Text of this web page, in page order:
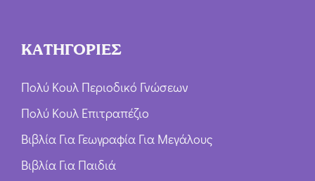
ΚΑΤΗΓΟΡΙΕΣ
Πολύ Κουλ Περιοδικό Γνώσεων
Πολύ Κουλ Επιτραπέζιο
Βιβλία Για Γεωγραφία Για Μεγάλους
Βιβλία Για Παιδιά